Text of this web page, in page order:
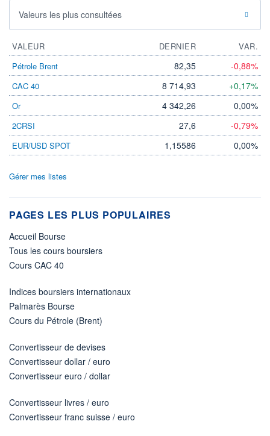
Valeurs les plus consultées
VALEUR DERNIER
VAR.
Pétrole Brent
82,35 -0,88%
CAC 40 8 714,93 +0,17%
Or 4 342,26 0,00%
2CRSI 27,6 -0,79%
EUR/USD SPOT 1,15586 0,00%
Gérer mes listes
PAGES LES PLUS POPULAIRES
Accueil Bourse
Tous les cours boursiers
Cours CAC 40
Indices boursiers internationaux
Palmarès Bourse
Cours du Pétrole (Brent)
Convertisseur de devises
Convertisseur dollar / euro
Convertisseur euro / dollar
Convertisseur livres / euro
Convertisseur franc suisse / euro